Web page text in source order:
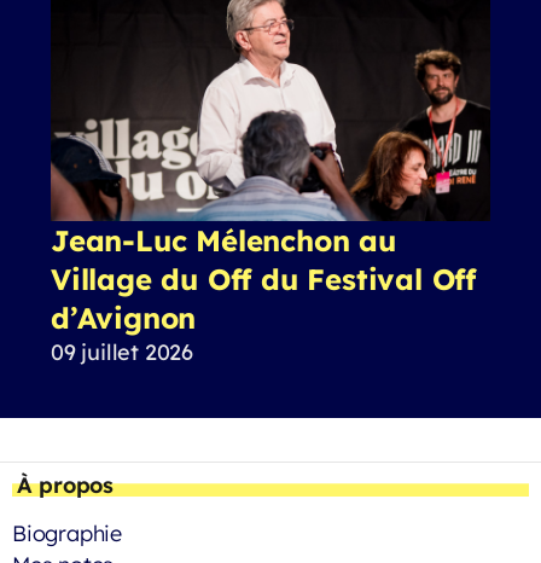
Jean-Luc Mélenchon au
Village du Off du Festival Off
d’Avignon
09 juillet 2026
À propos
Biographie